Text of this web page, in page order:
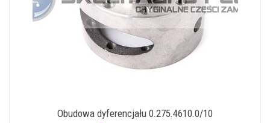
Obudowa dyferencjału 0.275.4610.0/10